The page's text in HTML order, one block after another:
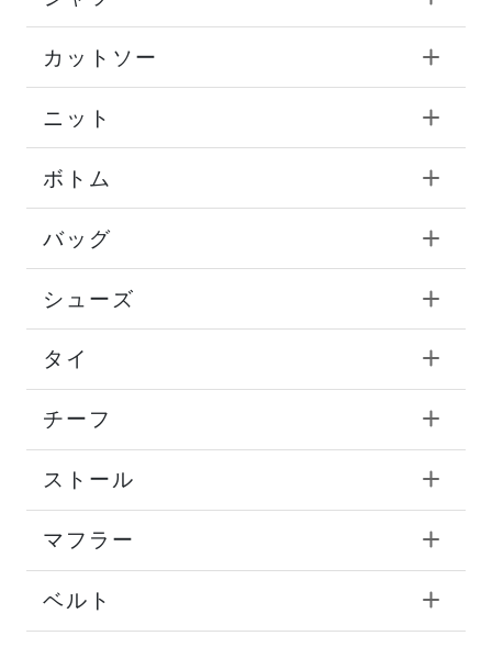
カットソー
ニット
ボトム
バッグ
シューズ
タイ
チーフ
ストール
マフラー
ベルト